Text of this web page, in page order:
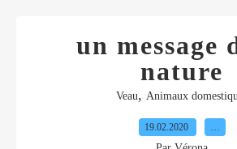
un message
nature
Veau, Animaux
19.02.2020 …